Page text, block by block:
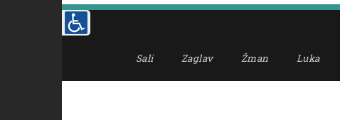
Sali Zaglav Žman Luka